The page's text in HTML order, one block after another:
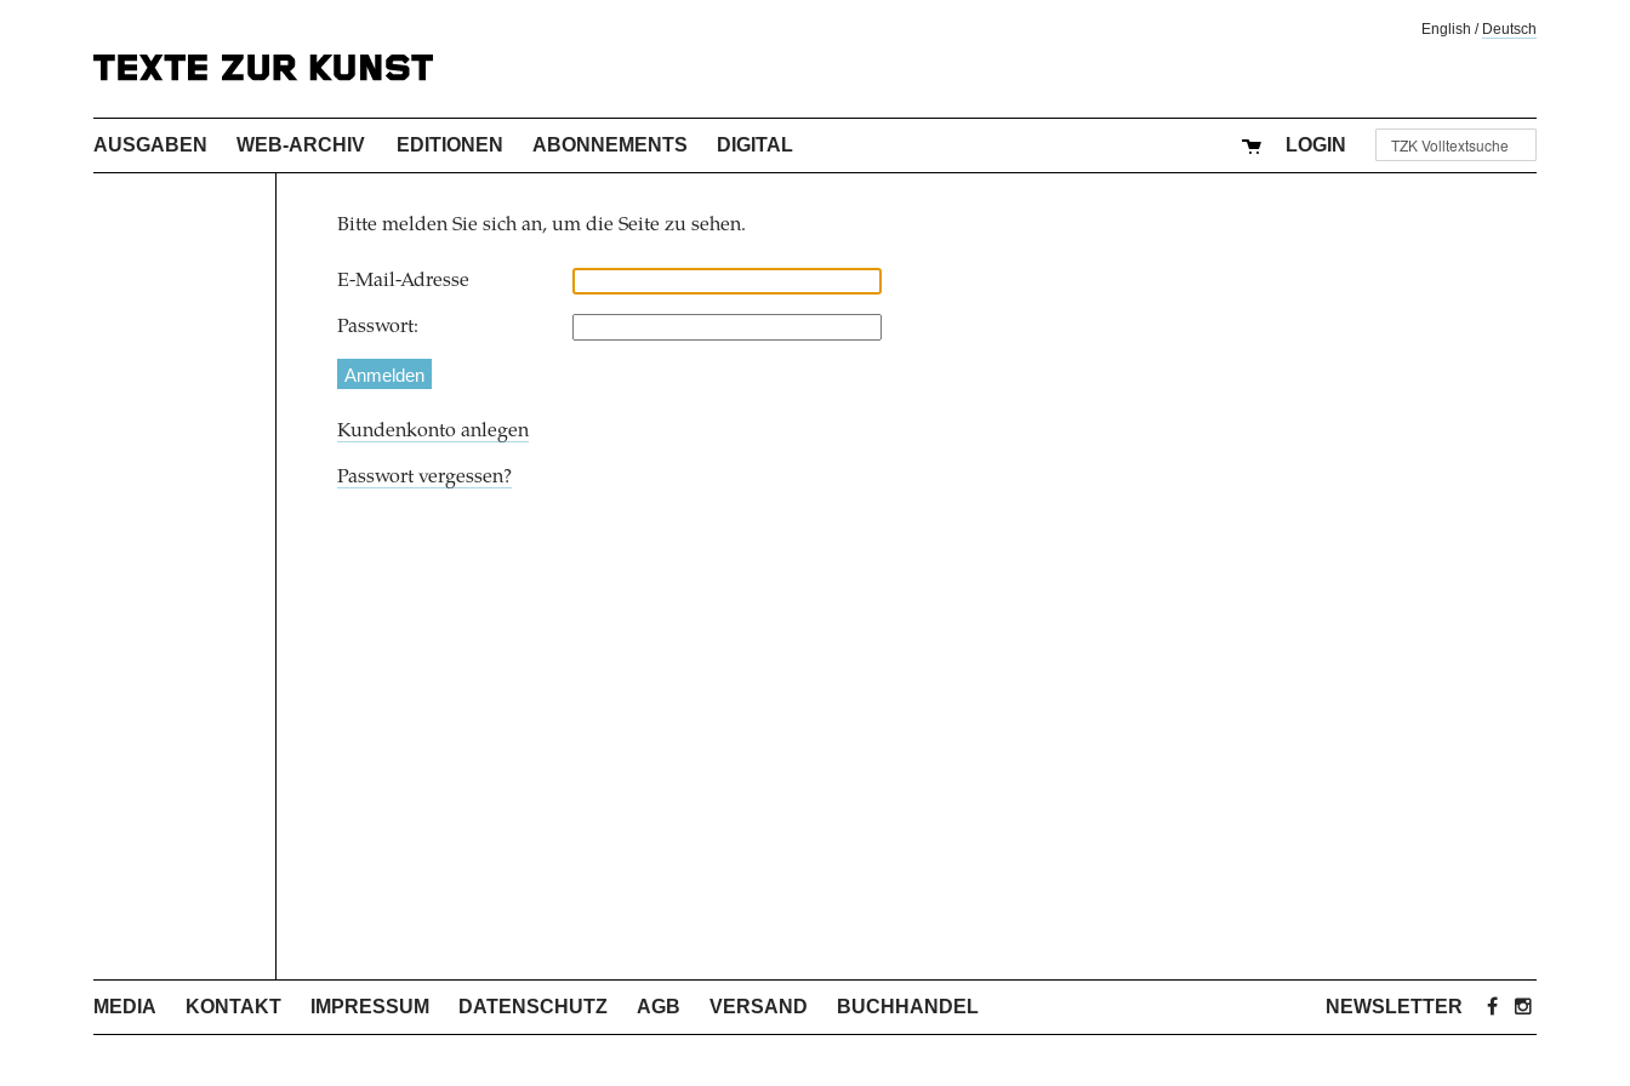
English / Deutsch
AUSGABEN WEB-ARCHIV EDITIONEN ABONNEMENTS DIGITAL LOGIN
Bitte melden Sie sich an, um die Seite zu sehen.
E-Mail-Adresse
Passwort:
Kundenkonto anlegen
Passwort vergessen?
MEDIA KONTAKT IMPRESSUM DATENSCHUTZ AGB VERSAND BUCHHANDEL NEWSLETTER